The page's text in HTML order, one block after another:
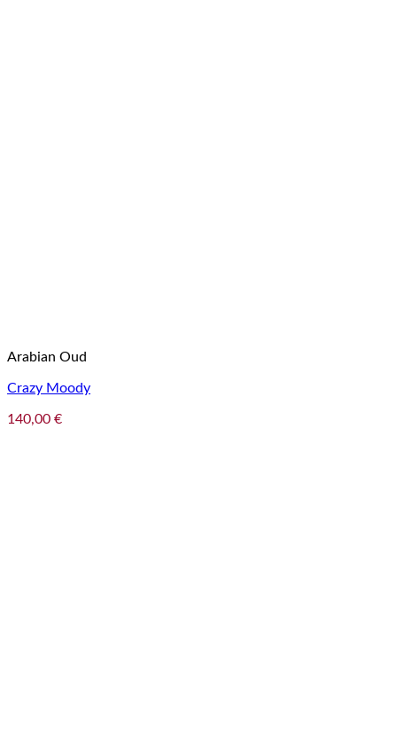
Arabian Oud
Crazy Moody
140,00 €